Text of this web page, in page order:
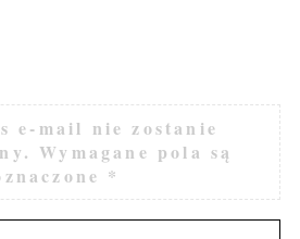
e-mail nie zostanie
Wymagane pola są
*